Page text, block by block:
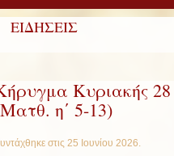
ΕΙΔΗΣΕΙΣ
Κυριακής 28
η΄ 5-13)
στις 25 Ιουνίου 2026.